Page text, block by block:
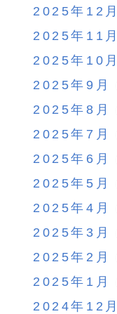
2025年12月
2025年11月
2025年10月
2025年9月
2025年8月
2025年7月
2025年6月
2025年5月
2025年4月
2025年3月
2025年2月
2025年1月
2024年12月